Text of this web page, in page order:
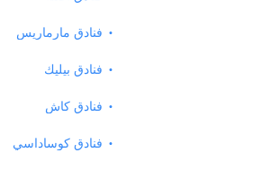
فنادق مارماريس
فنادق بيليك
فنادق كاش
فنادق كوساداسي